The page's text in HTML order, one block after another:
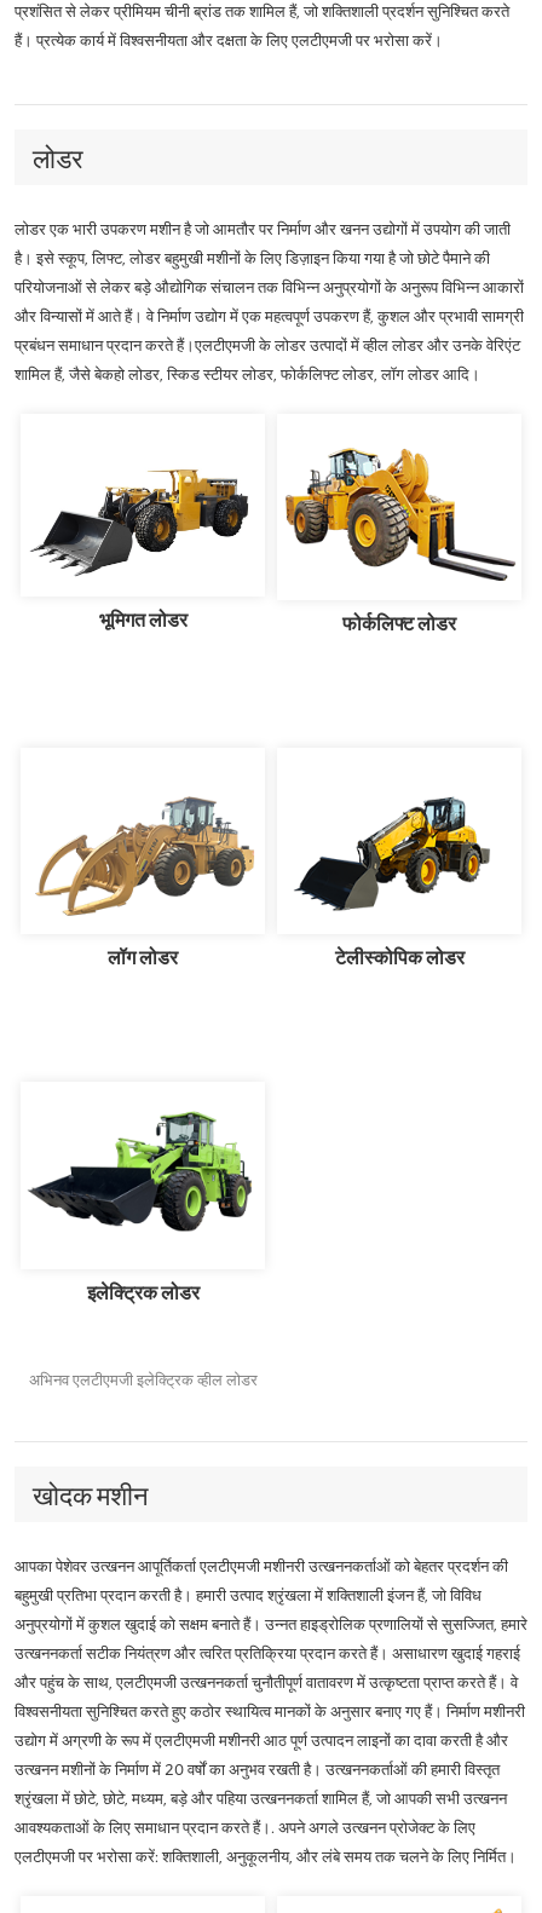
प्रशंसित से लेकर प्रीमियम चीनी ब्रांड तक शामिल हैं, जो शक्तिशाली प्रदर्शन सुनिश्चित करते
हैं। प्रत्येक कार्य में विश्वसनीयता और दक्षता के लिए एलटीएमजी पर भरोसा करें।
लोडर
लोडर एक भारी उपकरण मशीन है जो आमतौर पर निर्माण और खनन उद्योगों में उपयोग की जाती
है। इसे स्कूप, लिफ्ट, लोडर बहुमुखी मशीनों के लिए डिज़ाइन किया गया है जो छोटे पैमाने की
परियोजनाओं से लेकर बड़े औद्योगिक संचालन तक विभिन्न अनुप्रयोगों के अनुरूप विभिन्न आकारों
और विन्यासों में आते हैं। वे निर्माण उद्योग में एक महत्वपूर्ण उपकरण हैं, कुशल और प्रभावी सामग्री
प्रबंधन समाधान प्रदान करते हैं।एलटीएमजी के लोडर उत्पादों में व्हील लोडर और उनके वेरिएंट
शामिल हैं, जैसे बेकहो लोडर, स्किड स्टीयर लोडर, फोर्कलिफ्ट लोडर, लॉग लोडर आदि।
भूमिगत लोडर फोर्कलिफ्ट लोडर
लॉग लोडर टेलीस्कोपिक लोडर
इलेक्ट्रिक लोडर
अभिनव एलटीएमजी इलेक्ट्रिक व्हील लोडर
सुसज्जित उच्च तापमान प्रतिरोध को सक्षम
अतिरिक्त, स्वचालित स्नेहन प्रणाली से लाभ
उठाएं जो रखरखाव-मुक्त जीवनकाल
सुनिश्चित करता है। एलटीएमजी मशीनरी
इलेक्ट्रिक लोडर कॉम्पैक्ट से लेकर बड़े तक
होते हैं, जो विभिन्न परिचालन आवश्यकताओं के
अनुकूल होते हैं।
खोदक मशीन
आपका पेशेवर उत्खनन आपूर्तिकर्ता एलटीएमजी मशीनरी उत्खननकर्ताओं को बेहतर प्रदर्शन की
बहुमुखी प्रतिभा प्रदान करती है। हमारी उत्पाद श्रृंखला में शक्तिशाली इंजन हैं, जो विविध
अनुप्रयोगों में कुशल खुदाई को सक्षम बनाते हैं। उन्नत हाइड्रोलिक प्रणालियों से सुसज्जित, हमारे
उत्खननकर्ता सटीक नियंत्रण और त्वरित प्रतिक्रिया प्रदान करते हैं। असाधारण खुदाई गहराई
और पहुंच के साथ, एलटीएमजी उत्खननकर्ता चुनौतीपूर्ण वातावरण में उत्कृष्टता प्राप्त करते हैं। वे
विश्वसनीयता सुनिश्चित करते हुए कठोर स्थायित्व मानकों के अनुसार बनाए गए हैं। निर्माण मशीनरी
उद्योग में अग्रणी के रूप में एलटीएमजी मशीनरी आठ पूर्ण उत्पादन लाइनों का दावा करती है और
उत्खनन मशीनों के निर्माण में 20 वर्षों का अनुभव रखती है। उत्खननकर्ताओं की हमारी विस्तृत
श्रृंखला में छोटे, छोटे, मध्यम, बड़े और पहिया उत्खननकर्ता शामिल हैं, जो आपकी सभी उत्खनन
आवश्यकताओं के लिए समाधान प्रदान करते हैं।. अपने अगले उत्खनन प्रोजेक्ट के लिए
एलटीएमजी पर भरोसा करें: शक्तिशाली, अनुकूलनीय, और लंबे समय तक चलने के लिए निर्मित।